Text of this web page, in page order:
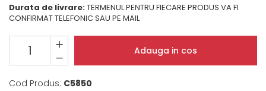
Durata de livrare:TERMENUL PENTRU FIECARE PRODUS VA FI
CONFIRMAT TELEFONIC SAU PE MAIL
Adauga in cos
Cod Produs: C5850